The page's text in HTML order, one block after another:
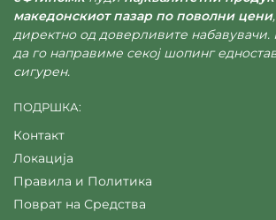
македонскиот пазар по поволни цени
директно од доверливите набавувачи.
да го направиме секој шопинг
сигурен.
ПОДРШКА:
Контакт
Локација
Правила и Политика
Поврат на Средства